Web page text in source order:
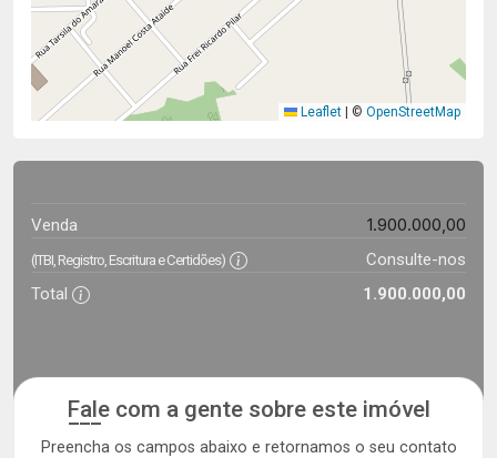
Leaflet © OpenStreetMap
Venda 1.900.000,00
(ITBI, Registro, Escritura e Certidões)
Consulte-nos
Total
1.900.000,00
Fale com a gente sobre este imóvel
Preencha os campos abaixo e retornamos o seu contato